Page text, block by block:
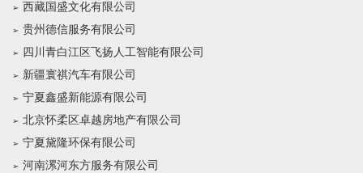
西藏国盛文化有限公司
贵州德信服务有限公司
四川青白江区飞扬人工智能有限公司
新疆寰祺汽车有限公司
宁夏鑫盛新能源有限公司
北京怀柔区卓越房地产有限公司
宁夏黛隆环保有限公司
河南漯河东方服务有限公司